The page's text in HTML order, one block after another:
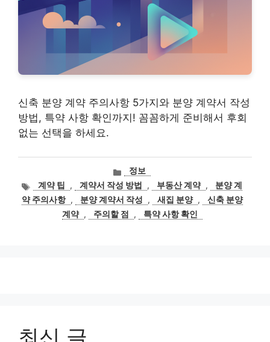
신축 분양 계약 주의사항 5가지와 분양 계약서 작성
방법, 특약 사항 확인까지! 꼼꼼하게 준비해서 후회
없는 선택을 하세요.
카
테
고
리
정보
태
그
계약 팁 , 계약서 작성 방법 , 부동산 계약 ,
분양 계
약 주의사항 , 분양 계약서 작성 , 새집 분양 ,
신축 분양
계약 , 주의할 점 , 특약 사항 확인
최신 글